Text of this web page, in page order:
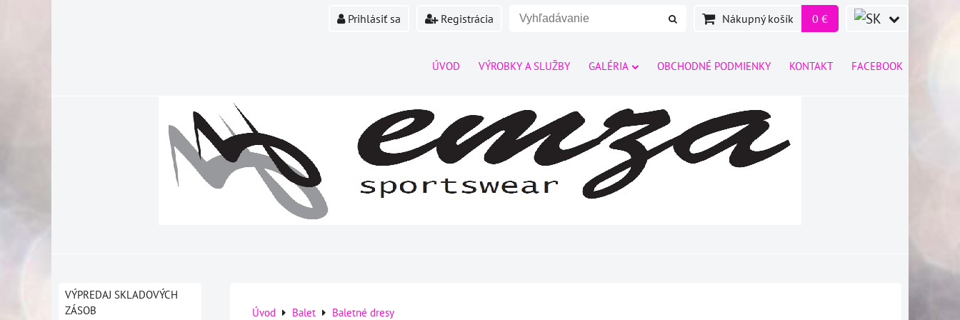
Prihlásiť sa Registrácia Nákupný košík 0 €
ÚVOD VÝROBKY A SLUŽBY GALÉRIA OBCHODNÉ PODMIENKY KONTAKT FACEBOOK
Úvod Balet Baletné dresy
VÝPREDAJ SKLADOVÝCH
ZÁSOB